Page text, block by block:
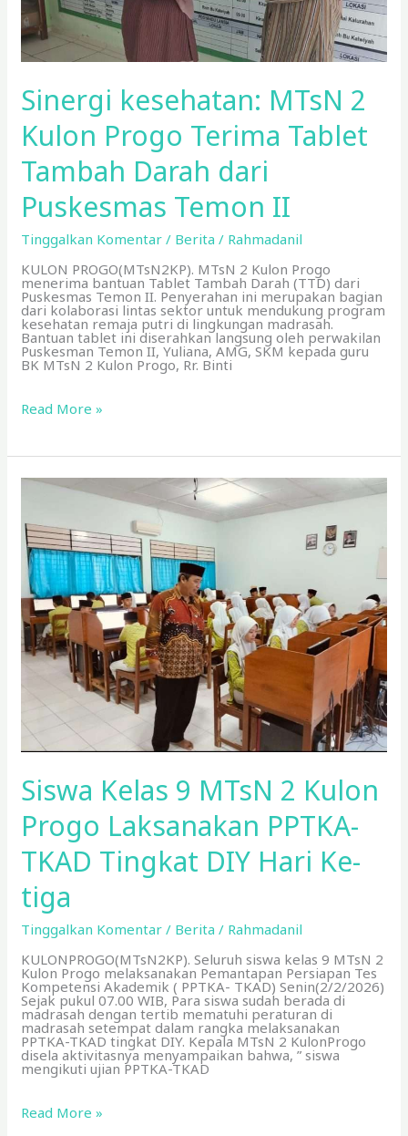
Sinergi kesehatan: MTsN 2
Kulon Progo Terima Tablet
Tambah Darah dari
Puskesmas Temon II
Tinggalkan Komentar / Berita / Rahmadanil
KULON PROGO(MTsN2KP). MTsN 2 Kulon Progo
menerima bantuan Tablet Tambah Darah (TTD) dari
Puskesmas Temon II. Penyerahan ini merupakan bagian
dari kolaborasi lintas sektor untuk mendukung program
kesehatan remaja putri di lingkungan madrasah.
Bantuan tablet ini diserahkan langsung oleh perwakilan
Puskesman Temon II, Yuliana, AMG, SKM kepada guru
BK MTsN 2 Kulon Progo, Rr. Binti
Read More »
Siswa Kelas 9 MTsN 2 Kulon
Progo Laksanakan PPTKA-
TKAD Tingkat DIY Hari Ke-
tiga
Tinggalkan Komentar / Berita / Rahmadanil
KULONPROGO(MTsN2KP). Seluruh siswa kelas 9 MTsN 2
Kulon Progo melaksanakan Pemantapan Persiapan Tes
Kompetensi Akademik ( PPTKA- TKAD) Senin(2/2/2026)
Sejak pukul 07.00 WIB, Para siswa sudah berada di
madrasah dengan tertib mematuhi peraturan di
madrasah setempat dalam rangka melaksanakan
PPTKA-TKAD tingkat DIY. Kepala MTsN 2 KulonProgo
disela aktivitasnya menyampaikan bahwa, ” siswa
mengikuti ujian PPTKA-TKAD
Siswa
MTsN
2
Kulon
Progo
Laksanakan
PPTKA-
TKAD
Tingkat
DIY
Hari
Ke-
Read More »